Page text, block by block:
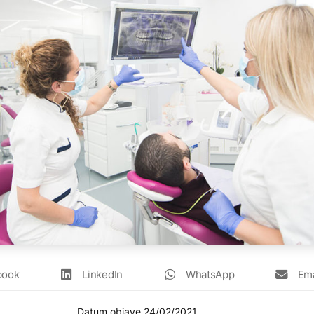
LinkedIn WhatsApp